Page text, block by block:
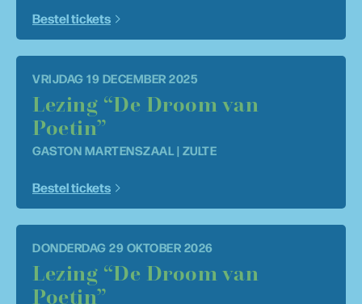
Bestel tickets
VRIJDAG 19 DECEMBER 2025
Lezing “De Droom van
Poetin”
GASTON MARTENSZAAL | ZULTE
Bestel tickets
DONDERDAG 29 OKTOBER 2026
Lezing “De Droom van
Poetin”